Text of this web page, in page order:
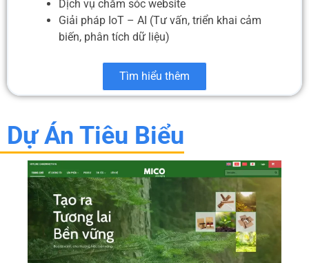
Dịch vụ chăm sóc website
Giải pháp IoT – AI (Tư vấn, triển khai cảm
biến, phân tích dữ liệu)
Tìm hiểu thêm
Dự Án Tiêu Biểu